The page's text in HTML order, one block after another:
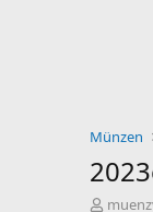
Münzen
E